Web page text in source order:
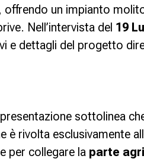
, offrendo un impianto
Nell’intervista del 19
e dettagli del progetto
sottolinea
è rivolta esclusivamente
per collegare la parte